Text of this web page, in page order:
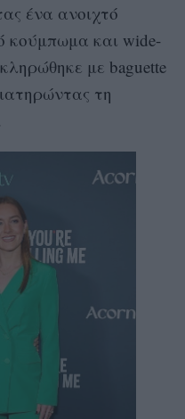
ένα ανοιχτό
κούμπωμα και wide-
με baguette
τη